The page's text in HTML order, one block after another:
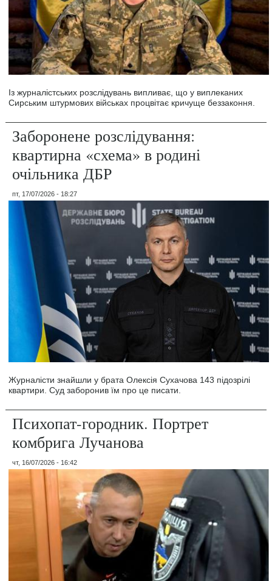
Із журналістських розслідувань випливає, що у виплеканих
Сирським штурмових військах процвітає кричуще беззаконня.
Заборонене розслідування:
квартирна «схема» в родині
очільника ДБР
пт, 17/07/2026 - 18:27
Журналісти знайшли у брата Олексія Сухачова 143 підозрілі
квартири. Суд заборонив їм про це писати.
Психопат-городник. Портрет
комбрига Лучанова
чт, 16/07/2026 - 16:42